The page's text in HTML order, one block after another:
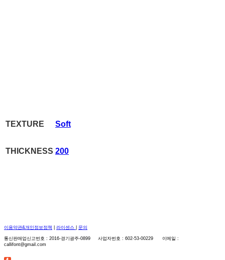
TEXTURE Soft
THICKNESS 200
이용약관&개인정보정책 라이센스 문의
통신판매업신고번호 : 2016-경기광주-0899 사업자번호 : 602-53-00229 이메일 :
callifont@gmail.com